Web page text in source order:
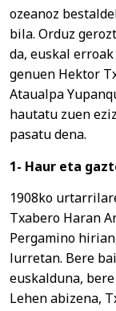
ozeanoz
bila. Orduz
da, euskal
genuen Hektor
Ataualpa
hautatu zuen
pasatu dena.
1- Haur eta
1908ko
Txabero Haran
Pergamino
lurretan. Bere
euskalduna,
Lehen abizena,